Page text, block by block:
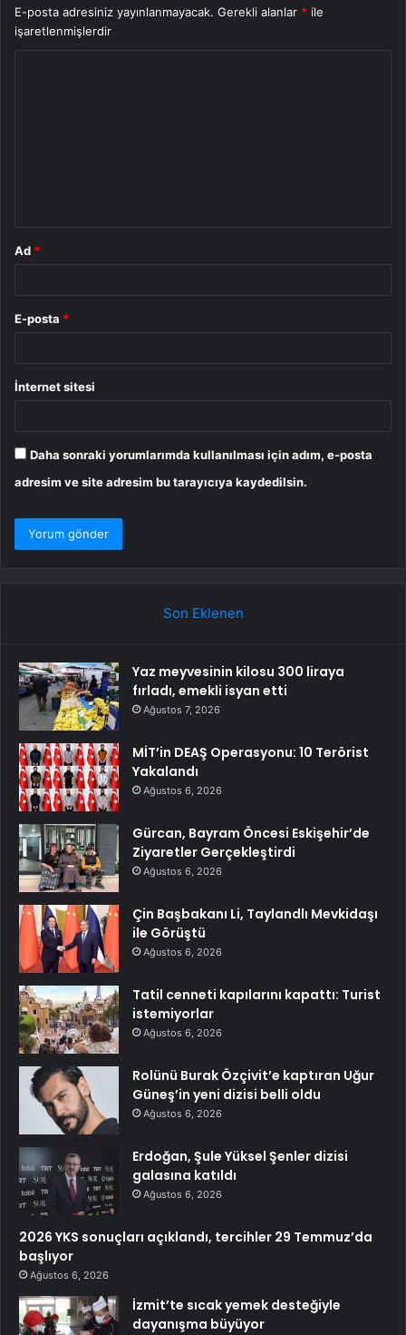
E-posta adresiniz yayınlanmayacak. Gerekli alanlar * ile
işaretlenmişlerdir
Ad *
E-posta *
İnternet sitesi
Daha sonraki yorumlarımda kullanılması için adım, e-posta
adresim ve site adresim bu tarayıcıya kaydedilsin.
Son Eklenen
Yaz meyvesinin kilosu 300 liraya
fırladı, emekli isyan etti
Ağustos 7, 2026
MİT’in DEAŞ Operasyonu: 10 Terörist
Yakalandı
Ağustos 6, 2026
Gürcan, Bayram Öncesi Eskişehir’de
Ziyaretler Gerçekleştirdi
Ağustos 6, 2026
Çin Başbakanı Li, Taylandlı Mevkidaşı
ile Görüştü
Ağustos 6, 2026
Tatil cenneti kapılarını kapattı: Turist
istemiyorlar
Ağustos 6, 2026
Rolünü Burak Özçivit’e kaptıran Uğur
Güneş’in yeni dizisi belli oldu
Ağustos 6, 2026
Erdoğan, Şule Yüksel Şenler dizisi
galasına katıldı
Ağustos 6, 2026
2026 YKS sonuçları açıklandı, tercihler 29 Temmuz’da
başlıyor
Ağustos 6, 2026
İzmit’te sıcak yemek desteğiyle
dayanışma büyüyor